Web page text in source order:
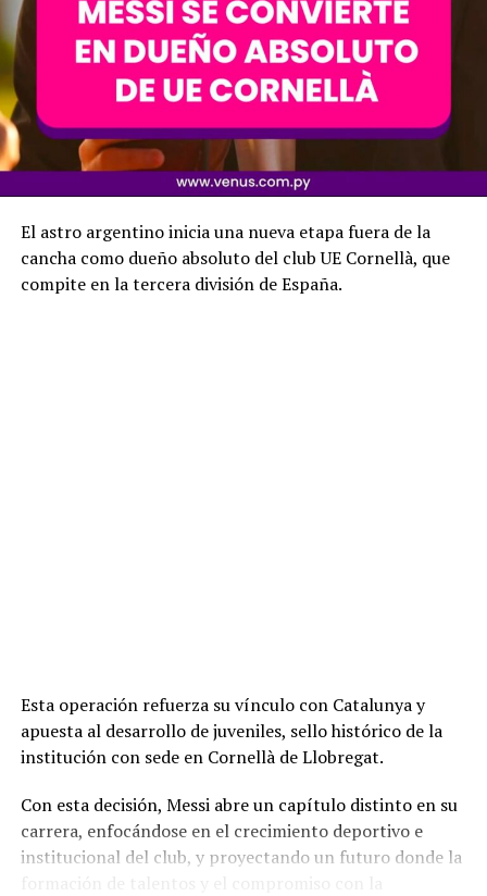
El astro argentino inicia una nueva etapa fuera de la
cancha como dueño absoluto del club UE Cornellà, que
compite en la tercera división de España.
Esta operación refuerza su vínculo con Catalunya y
apuesta al desarrollo de juveniles, sello histórico de la
institución con sede en Cornellà de Llobregat.
Con esta decisión, Messi abre un capítulo distinto en su
carrera, enfocándose en el crecimiento deportivo e
institucional del club, y proyectando un futuro donde la